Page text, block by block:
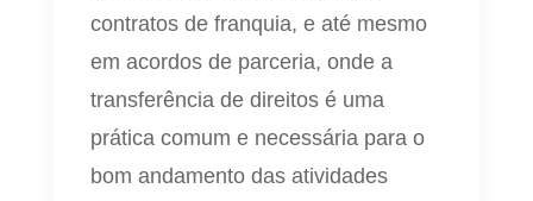
contratos de franquia, e até mesmo
em acordos de parceria, onde a
transferência de direitos é uma
prática comum e necessária para o
bom andamento das atividades